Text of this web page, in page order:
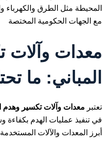
المحيطة مثل الطرق والكهرباء
مع الجهات الحكومية المختصة
معدات وآلات
المباني: ما
تعتبر معدات وآلات تكسير وهدم
في تنفيذ عمليات الهدم بكفاءة
أبرز المعدات والآلات المستخدمة